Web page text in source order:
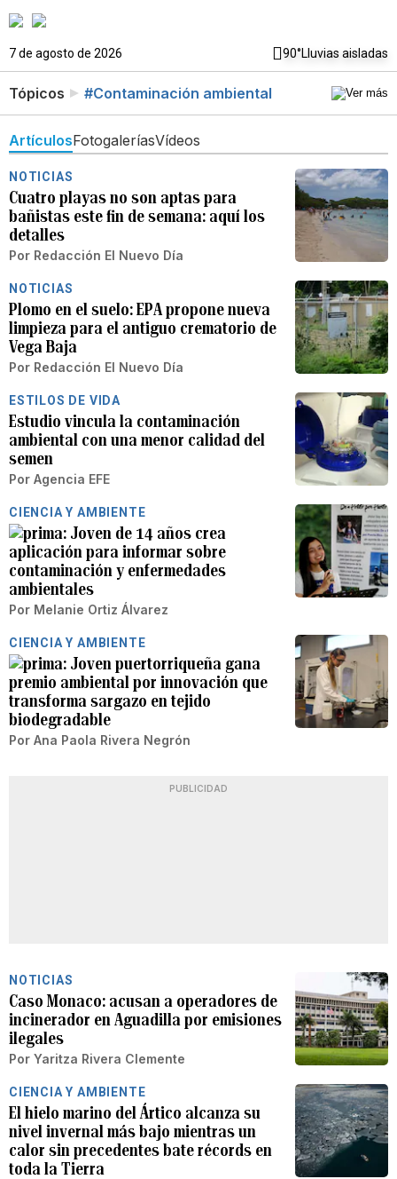
7 de agosto de 2026 90°Lluvias aisladas
Tópicos #Contaminación ambiental
ArtículosFotogaleríasVídeos
NOTICIAS
Cuatro playas no son aptas para
bañistas este fin de semana: aquí los
detalles
Por Redacción El Nuevo Día
NOTICIAS
Plomo en el suelo: EPA propone nueva
limpieza para el antiguo crematorio de
Vega Baja
Por Redacción El Nuevo Día
ESTILOS DE VIDA
Estudio vincula la contaminación
ambiental con una menor calidad del
semen
Por Agencia EFE
CIENCIA Y AMBIENTE
Joven de 14 años crea
aplicación para informar sobre
contaminación y enfermedades
ambientales
Por Melanie Ortiz Álvarez
CIENCIA Y AMBIENTE
Joven puertorriqueña gana
premio ambiental por innovación que
transforma sargazo en tejido
biodegradable
Por Ana Paola Rivera Negrón
PUBLICIDAD
NOTICIAS
Caso Monaco: acusan a operadores de
incinerador en Aguadilla por emisiones
ilegales
Por Yaritza Rivera Clemente
CIENCIA Y AMBIENTE
El hielo marino del Ártico alcanza su
nivel invernal más bajo mientras un
calor sin precedentes bate récords en
toda la Tierra